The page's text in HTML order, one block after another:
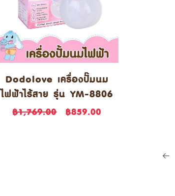
Dodolove เครื่องปั๊มนม
ไฟฟ้าไร้สาย รุ่น YM-8806
฿1,769.00 ฿859.00